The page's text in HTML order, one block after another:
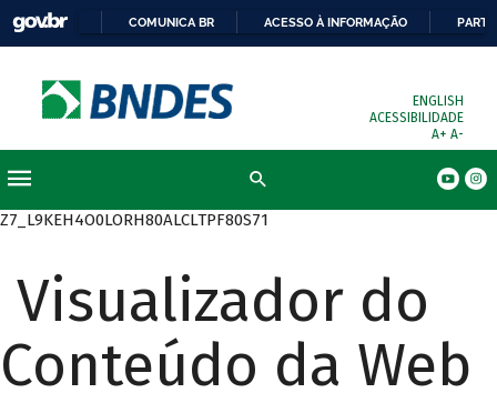
COMUNICA BR ACESSO À INFORMAÇÃO
ENGLISH
ACESSIBILIDADE
A+ A-
Z7_L9KEH4O0LORH80ALCLTPF80S71
Visualizador do
Conteúdo da Web